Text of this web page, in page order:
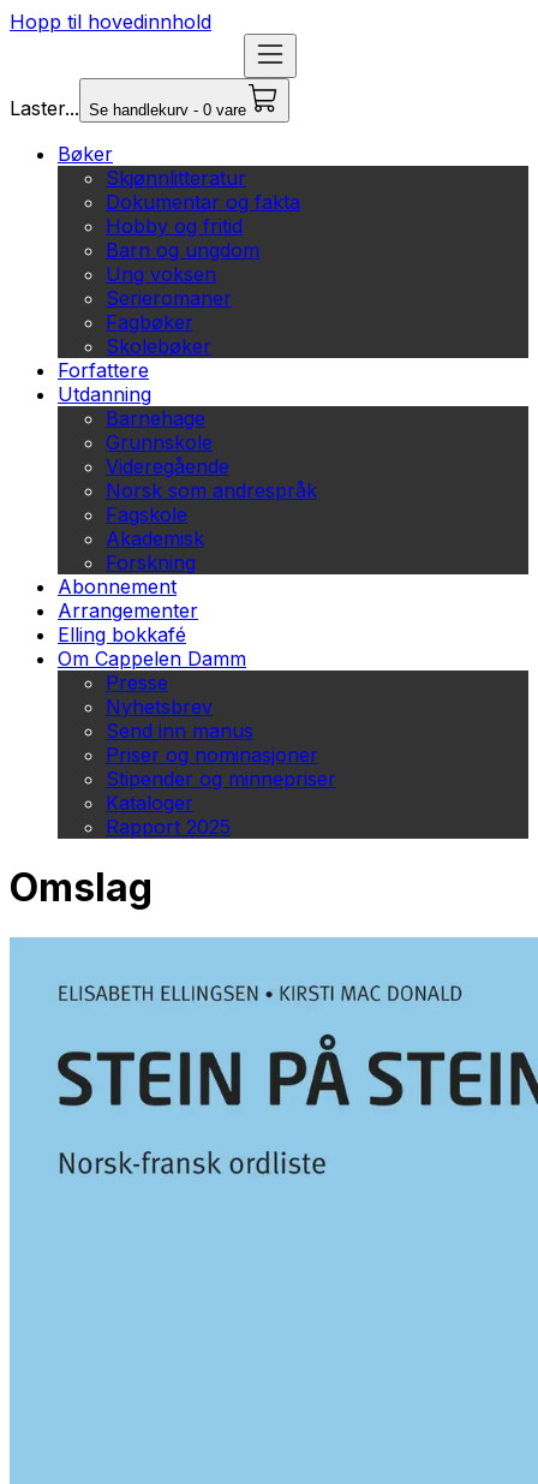
Hopp til hovedinnhold
Laster... Se handlekurv - 0 vare
Bøker
Skjønnlitteratur
Dokumentar og fakta
Hobby og fritid
Barn og ungdom
Ung voksen
Serieromaner
Fagbøker
Skolebøker
Forfattere
Utdanning
Barnehage
Grunnskole
Videregående
Norsk som andrespråk
Fagskole
Akademisk
Forskning
Abonnement
Arrangementer
Elling bokkafé
Om Cappelen Damm
Presse
Nyhetsbrev
Send inn manus
Priser og nominasjoner
Stipender og minnepriser
Kataloger
Rapport 2025
Omslag